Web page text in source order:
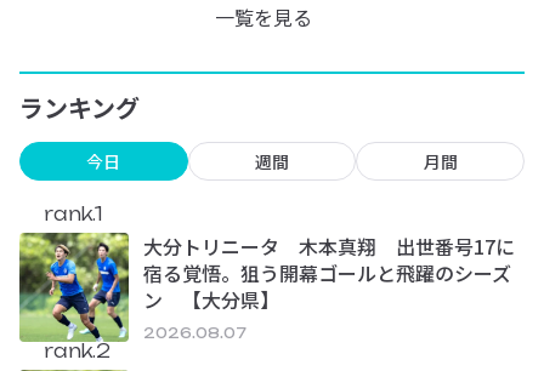
一覧を見る
ランキング
今日 週間 月間
rank.1
大分トリニータ 木本真翔 出世番号17に
宿る覚悟。狙う開幕ゴールと飛躍のシーズ
ン 【大分県】
2026.08.07
rank.2